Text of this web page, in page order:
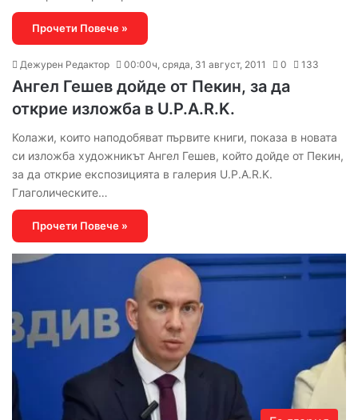
Прочети Повече »
Дежурен Редактор 00:00ч, сряда, 31 август, 2011 0 133
Ангел Гешев дойде от Пекин, за да
открие изложба в U.P.A.R.K.
Колажи, които наподобяват първите книги, показа в новата
си изложба художникът Ангел Гешев, който дойде от Пекин,
за да открие експозицията в галерия U.P.A.R.K.
Глаголическите…
Прочети Повече »